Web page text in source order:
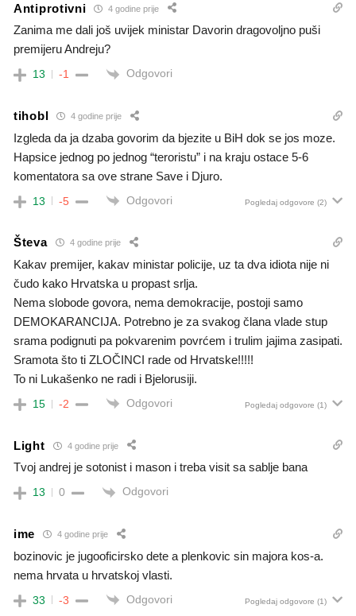
Antiprotivni 4 godine prije
Zanima me dali još uvijek ministar Davorin dragovoljno puši
premijeru Andreju?
13 -1 Odgovori
tihobl 4 godine prije
Izgleda da ja dzaba govorim da bjezite u BiH dok se jos moze.
Hapsice jednog po jednog “teroristu” i na kraju ostace 5-6
komentatora sa ove strane Save i Djuro.
13 -5 Odgovori Pogledaj odgovore (2)
Števa 4 godine prije
Kakav premijer, kakav ministar policije, uz ta dva idiota nije ni
čudo kako Hrvatska u propast srlja.
Nema slobode govora, nema demokracije, postoji samo
DEMOKARANCIJA. Potrebno je za svakog člana vlade stup
srama podignuti pa pokvarenim povrćem i trulim jajima zasipati.
Sramota što ti ZLOČINCI rade od Hrvatske!!!!!
To ni Lukašenko ne radi i Bjelorusiji.
15 -2 Odgovori Pogledaj odgovore (1)
Light 4 godine prije
Tvoj andrej je sotonist i mason i treba visit sa sablje bana
13 0 Odgovori
ime 4 godine prije
bozinovic je jugooficirsko dete a plenkovic sin majora kos-a.
nema hrvata u hrvatskoj vlasti.
33 -3 Odgovori Pogledaj odgovore (1)